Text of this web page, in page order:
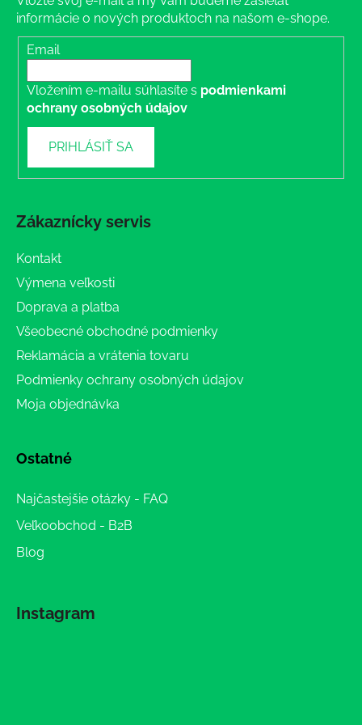
informácie o nových produktoch na našom e-shope.
Email
Vložením e-mailu súhlasíte s podmienkami
ochrany osobných údajov
PRIHLÁSIŤ SA
Zákaznícky servis
Kontakt
Výmena veľkosti
Doprava a platba
Všeobecné obchodné podmienky
Reklamácia a vrátenia tovaru
Podmienky ochrany osobných údajov
Moja objednávka
Ostatné
Najčastejšie otázky - FAQ
Veľkoobchod - B2B
Blog
Instagram